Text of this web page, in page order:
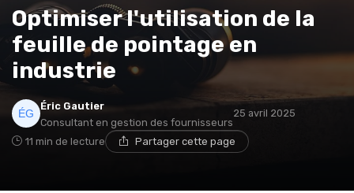
Optimiser l'utilisation de la
feuille de pointage en
industrie
Éric Gautier
Consultant en gestion des fournisseurs
25 avril 2025
11 min de lecture Partager cette page